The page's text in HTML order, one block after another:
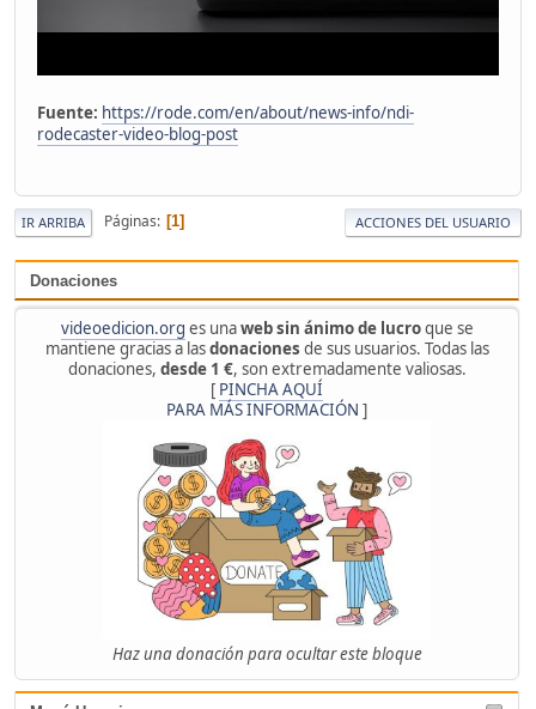
Donaciones
videoedicion.org es unaweb sin ánimo de lucroque se
mantiene gracias a lasdonaciones de sus usuarios. Todas las
donaciones, desde 1 €, son extremadamente valiosas.
[ PINCHA AQUÍ
PARA MÁS INFORMACIÓN ]
Haz una donación para ocultar este bloque
Fuente: https://rode.com/en/about/news-info/ndi-
rodecaster-video-blog-post
IR ARRIBA Páginas 1 ACCIONES DEL USUARIO